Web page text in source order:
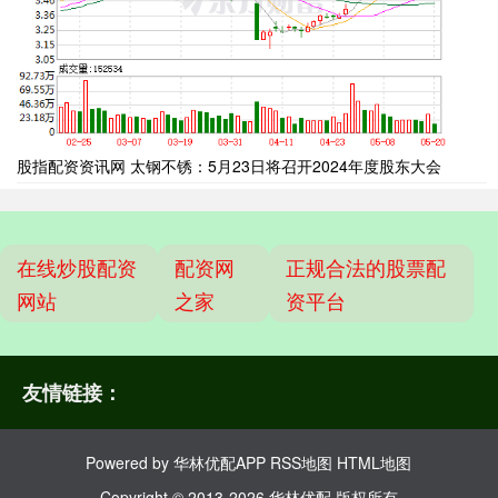
股指配资资讯网 太钢不锈：5月23日将召开2024年度股东大会
在线炒股配资
网站
配资网
之家
正规合法的股票配
资平台
友情链接：
Powered by华林优配APP RSS地图 HTML地图